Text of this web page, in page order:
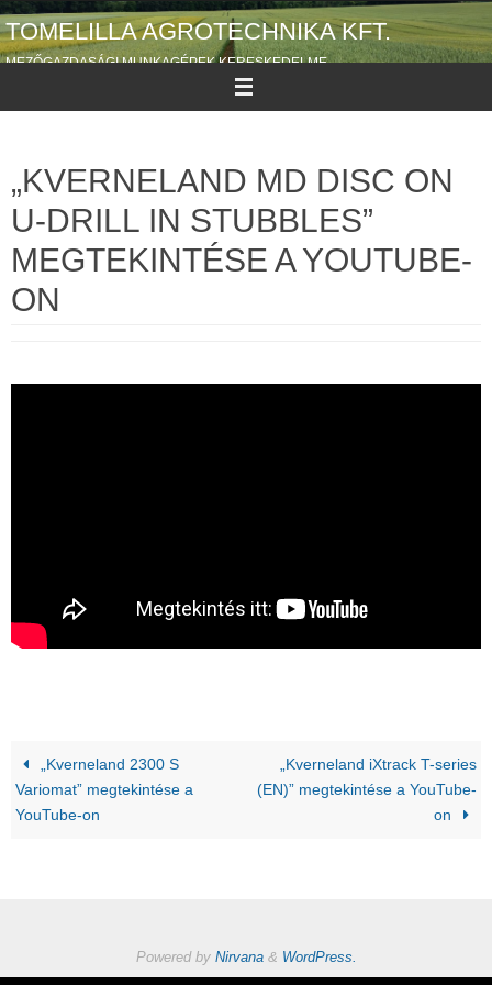
Megszakítás
TOMELILLA AGROTECHNIKA KFT.
MEZŐGAZDASÁGI MUNKAGÉPEK KERESKEDELME
„KVERNELAND MD DISC ON
U-DRILL IN STUBBLES”
MEGTEKINTÉSE A YOUTUBE-
ON
„Kverneland 2300 S
Variomat” megtekintése a
YouTube-on
„Kverneland iXtrack T-series
(EN)” megtekintése a YouTube-
on
Powered by Nirvana& WordPress.